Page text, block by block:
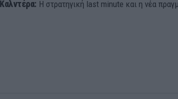
Η στρατηγική last minute και η νέα